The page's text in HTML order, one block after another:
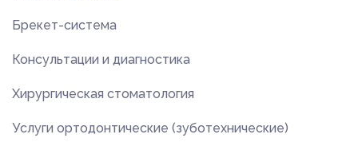
Брекет-система
Консультации и диагностика
Хирургическая стоматология
Услуги ортодонтические (зуботехнические)